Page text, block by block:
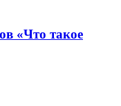
«Что такое